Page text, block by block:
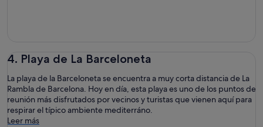
4. Playa de La Barceloneta
La playa de la Barceloneta se encuentra a muy corta distancia de La
Rambla de Barcelona. Hoy en día, esta playa es uno de los puntos de
reunión más disfrutados por vecinos y turistas que vienen aquí para
respirar el típico ambiente mediterráno.
Leer más